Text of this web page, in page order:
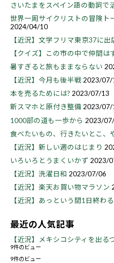
さいたまをスペイン語の動詞で
世界一周サイクリストの冒険ト
2024/04/10
【近況】文学フリマ東京37に出
【クイズ】この市の中で仲間は
暑すぎると旅もままならない
【近況】今月も後半戦 2023/07/
本を売るためには? 2023/07/13
新スマホと原付き整備2023/07/
1000部の道も一歩から 2023/
食べたいもの、行きたいとこ、
【近況】新しい週のはじまり
いろいろとうまくいかず 2023/
【近況】洗濯日和 2023/07/06
【近況】楽天お買い物マラソン
【近況】あっという間1日終わる
最近の人気記事
【近況】メキシコシティを出る
9件のビュー
9件のビュー